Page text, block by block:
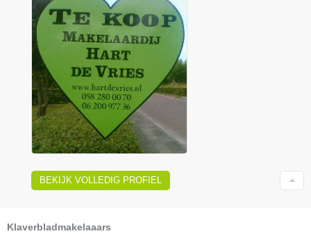
BEKIJK VOLLEDIG PROFIEL
Klaverbladmakelaaars